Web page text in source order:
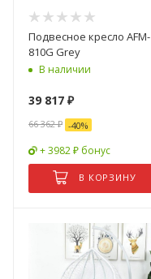
Подвесное кресло AFM-
810G Grey
В наличии
39 817 ₽
66 362₽ -40%
+ 3982 ₽ бонус
В КОРЗИНУ